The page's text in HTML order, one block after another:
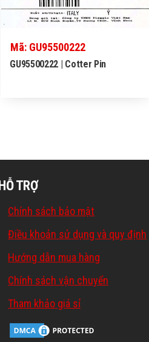
Mã: GU95500222
GU95500222 | Cotter Pin
HỖ TRỢ
Chính sách bảo mật
Điều khoản sử dụng và quy định
Hướng dẫn mua hàng
Chính sách vận chuyển
Tham khảo giá sỉ